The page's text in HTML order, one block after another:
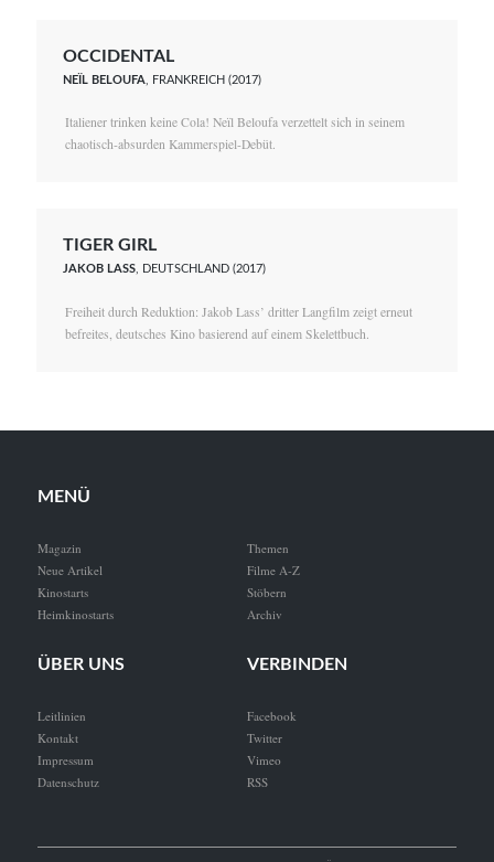
OCCIDENTAL
NEÏL BELOUFA , FRANKREICH (2017)
Italiener trinken keine Cola! Neïl Beloufa verzettelt sich in seinem
chaotisch-absurden Kammerspiel-Debüt.
TIGER GIRL
JAKOB LASS, DEUTSCHLAND (2017)
Freiheit durch Reduktion: Jakob Lass’ dritter Langfilm zeigt erneut
befreites, deutsches Kino basierend auf einem Skelettbuch.
MENÜ
Magazin
Neue Artikel
Kinostarts
Heimkinostarts
Themen
Filme A-Z
Stöbern
Archiv
ÜBER UNS
Leitlinien
Kontakt
Impressum
Datenschutz
VERBINDEN
Facebook
Twitter
Vimeo
RSS